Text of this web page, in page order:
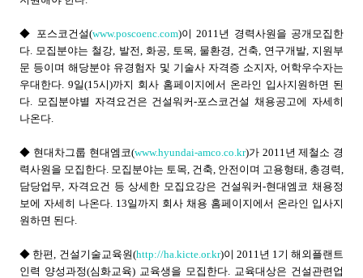
◆ 포스코건설(www.poscoenc.com)이 2011년 경력사원을 공개모집한
다. 모집분야는 철강, 발전, 화공, 토목, 물환경, 건축, 연구개발, 지원부
문 등이며 해당분야 유경험자 및 기술사 자격증 소지자, 어학우수자는
우대한다. 9일(15시)까지 회사 홈페이지에서 온라인 입사지원하면 된
다. 모집분야별 자격요건은 건설워커-포스코건설 채용공고에 자세히
나온다.
◆ 현대차그룹 현대엠코(www.hyundai-amco.co.kr)가 2011년 제철소 경
력사원을 모집한다. 모집분야는 토목, 건축, 안전이며 고용형태, 총경력,
담당업무, 자격요건 등 상세한 모집요강은 건설워커-현대엠코 채용정
보에 자세히 나온다. 13일까지 회사 채용 홈페이지에서 온라인 입사지
원하면 된다.
◆ 한편, 건설기술교육원(http://ha.kicte.or.kr)이 2011년 1기 해외플랜트
인력 양성과정(심화교육) 교육생을 모집한다. 교육대상은 건설관련업